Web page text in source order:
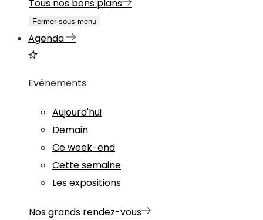
Tous nos bons plans
Fermer sous-menu
Agenda
Evénements
Aujourd'hui
Demain
Ce week-end
Cette semaine
Les expositions
Nos grands rendez-vous